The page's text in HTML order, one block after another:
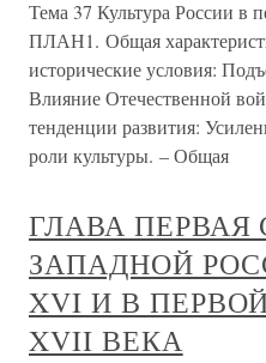
Тема 37 Культура России в
ПЛАН1. Общая
исторические условия:
Влияние Отечественной
тенденции развития:
роли культуры. – Общая
ГЛАВА ПЕРВАЯ
ЗАПАДНОЙ
XVI И В
XVII ВЕКА